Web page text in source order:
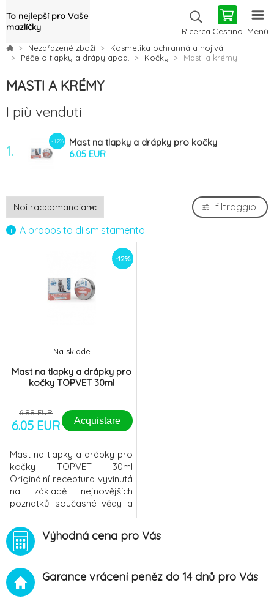
To nejlepší pro Vaše
mazlíčky
Ricerca Cestino Menù
Nezařazené zboží
Kosmetika ochranná a hojivá
Péče o tlapky a drápy apod.
Kočky Masti a krémy
MASTI A KRÉMY
I più venduti
1.
-12%
Mast na tlapky a drápky pro kočky
TOPVET 30ml
6.05 EUR
A proposito di smistamento
filtraggio
-12%
Mast na tlapky a drápky pro
kočky TOPVET 30ml
Na sklade
6.88 EUR
6.05 EUR Acquistare
Mast na tlapky a drápky pro
kočky TOPVET 30ml
Originální receptura vyvinutá
na základě nejnovějších
poznatků současné vědy a
na tlapky a drápky Topvet je
luxusní prostředek k
preventivnímu ošetření kůže
Mast vykazuje místní
ochranný účinek proti
Výhodná cena pro Vás
Garance vrácení peněz do 14 dnů pro Vás